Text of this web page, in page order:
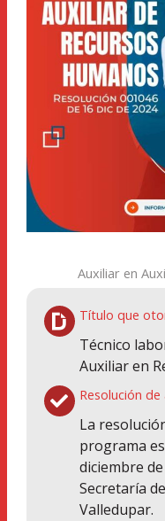
Auxiliar en
Título que
Técnico
Auxiliar en
Resolución
La
programa
diciembre
Secretaría
Valledupar.